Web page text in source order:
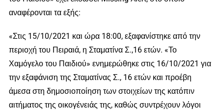
αναφέρονται τα εξής:
«Στις 15/10/2021 και ώρα 18:00, εξαφανίστηκε από την
περιοχή του Πειραιά, η Σταματίνα Σ.,16 ετών. «Το
Χαμόγελο του Παιδιού» ενημερώθηκε στις 16/10/2021 για
την εξαφάνιση της Σταματίνας Σ., 16 ετών και προέβη
άμεσα στη δημοσιοποίηση των στοιχείων της κατόπιν
αιτήματος της οικογένειάς της, καθώς συντρέχουν λόγοι